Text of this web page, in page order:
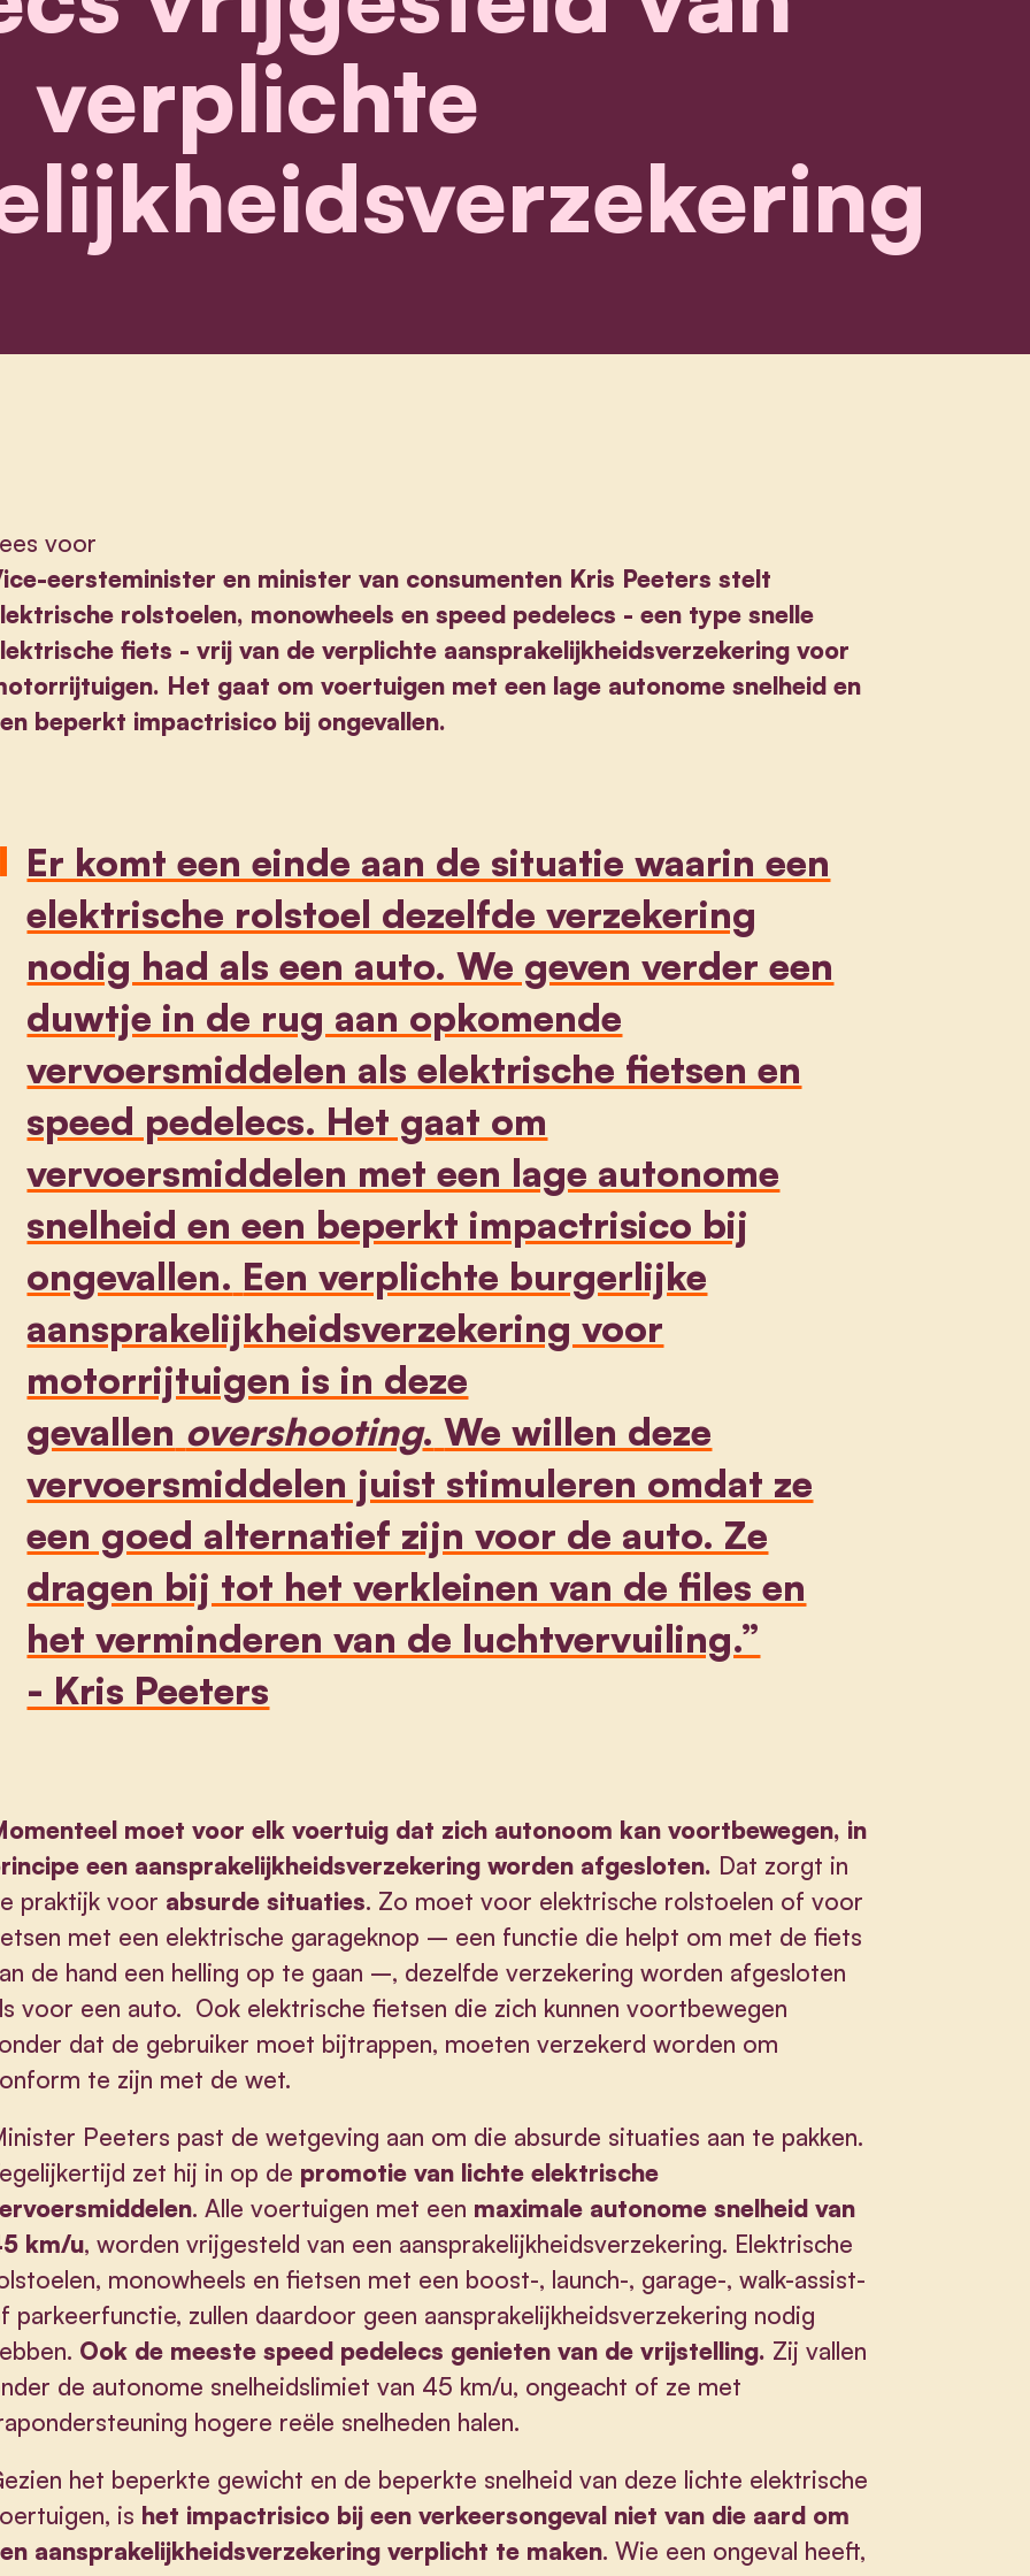
verplichte
voor
eersteminister en minister van consumenten Kris Peeters stelt
rolstoelen, monowheels en speed pedelecs - een type snelle
fiets - vrij van de verplichte aansprakelijkheidsverzekering voor
Het gaat om voertuigen met een lage autonome snelheid en
beperkt impactrisico bij ongevallen.
Er komt een einde aan de situatie waarin een
elektrische rolstoel dezelfde verzekering
nodig had als een auto. We geven verder een
duwtje in de rug aan opkomende
vervoersmiddelen als elektrische fietsen en
speed pedelecs. Het gaat om
vervoersmiddelen met een lage autonome
snelheid en een beperkt impactrisico bij
ongevallen. Een verplichte burgerlijke
aansprakelijkheidsverzekering voor
motorrijtuigen is in deze
gevallen overshooting. We willen deze
vervoersmiddelen juist stimuleren omdat ze
een goed alternatief zijn voor de auto. Ze
dragen bij tot het verkleinen van de files en
het verminderen van de luchtvervuiling.”
- Kris Peeters
moet voor elk voertuig dat zich autonoom kan voortbewegen, in
een aansprakelijkheidsverzekering worden afgesloten. Dat zorgt in
praktijk voor absurde situaties. Zo moet voor elektrische rolstoelen of voor
met een elektrische garageknop – een functie die helpt om met de fiets
de hand een helling op te gaan –, dezelfde verzekering worden afgesloten
voor een auto. Ook elektrische fietsen die zich kunnen voortbewegen
dat de gebruiker moet bijtrappen, moeten verzekerd worden om
te zijn met de wet.
Peeters past de wetgeving aan om die absurde situaties aan te pakken.
zet hij in op de promotie van lichte elektrische
. Alle voertuigen met een maximale autonome snelheid van
km/u, worden vrijgesteld van een aansprakelijkheidsverzekering. Elektrische
monowheels en fietsen met een boost-, launch-, garage-, walk-assist-
parkeerfunctie, zullen daardoor geen aansprakelijkheidsverzekering nodig
Ook de meeste speed pedelecs genieten van de vrijstelling. Zij vallen
de autonome snelheidslimiet van 45 km/u, ongeacht of ze met
hogere reële snelheden halen.
het beperkte gewicht en de beperkte snelheid van deze lichte elektrische
is het impactrisico bij een verkeersongeval niet van die aard om
aansprakelijkheidsverzekering verplicht te maken. Wie een ongeval heeft,